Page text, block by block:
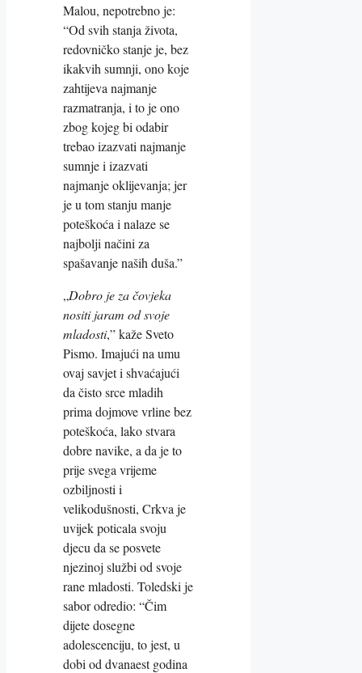
Malou, nepotrebno je:
“Od svih stanja života,
redovničko stanje je, bez
ikakvih sumnji, ono koje
zahtijeva najmanje
razmatranja, i to je ono
zbog kojeg bi odabir
trebao izazvati najmanje
sumnje i izazvati
najmanje oklijevanja; jer
je u tom stanju manje
poteškoća i nalaze se
najbolji načini za
spašavanje naših duša.”
„Dobro je za čovjeka
nositi jaram od svoje
mladosti,” kaže Sveto
Pismo. Imajući na umu
ovaj savjet i shvaćajući
da čisto srce mladih
prima dojmove vrline bez
poteškoća, lako stvara
dobre navike, a da je to
prije svega vrijeme
ozbiljnosti i
velikodušnosti, Crkva je
uvijek poticala svoju
djecu da se posvete
njezinoj službi od svoje
rane mladosti. Toledski je
sabor odredio: “Čim
dijete dosegne
adolescenciju, to jest, u
dobi od dvanaest godina